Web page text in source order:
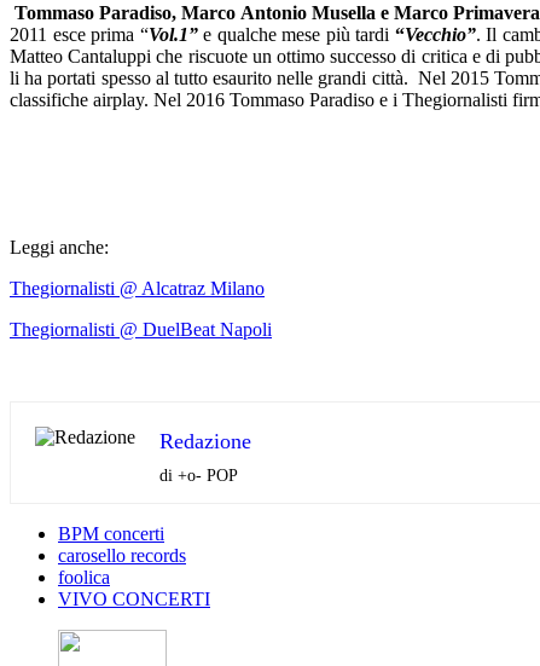
Tommaso Paradiso, Marco Antonio Musella e Marco Primavera
2011 esce prima “Vol.1”e qualche mese più tardi “Vecchio”. Il
Matteo Cantaluppi che riscuote un ottimo successo di critica e di
li ha portati spesso al tutto esaurito nelle grandi città. Nel 2015
classifiche airplay. Nel 2016 Tommaso Paradiso e i Thegiornalisti
Leggi anche:
Thegiornalisti @ Alcatraz Milano
Thegiornalisti @ DuelBeat Napoli
Redazione
di +o- POP
BPM concerti
carosello records
foolica
VIVO CONCERTI